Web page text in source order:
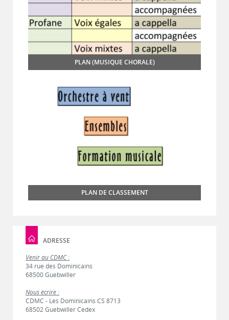
PLAN (MUSIQUE CHORALE)
PLAN DE CLASSEMENT
ADRESSE
Venir au CDMC :
34 rue des Dominicains
68500 Guebwiller
Nous écrire :
CDMC - Les Dominicains CS 8713
68502 Guebwiller Cedex